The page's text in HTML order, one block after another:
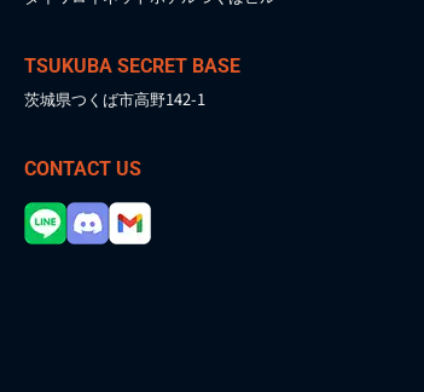
TSUKUBA SECRET BASE
茨城県つくば市高野142-1
CONTACT US